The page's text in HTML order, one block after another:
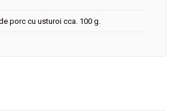
porc cu usturoi cca. 100 g.